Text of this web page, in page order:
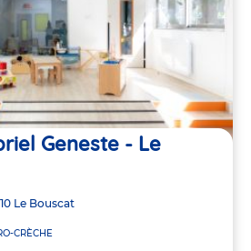
Geneste - Le
Le Bouscat
CRÈCHE